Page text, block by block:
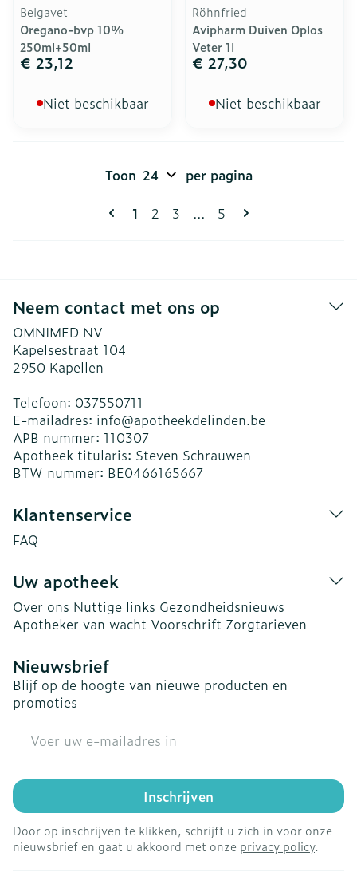
Belgavet
Oregano-bvp 10%
250ml+50ml
€ 23,12
Niet beschikbaar
Röhnfried
Avipharm Duiven Oplos
Veter 1l
€ 27,30
Niet beschikbaar
Pagina's
U lees momenteel pagina
1 Pagina
2 Pagina
3 ... Pagina
5
Toon per pagina
Neem contact met ons op
OMNIMED NV
Kapelsestraat 104
2950 Kapellen
Telefoon: 037550711
E-mailadres: info@apotheekdelinden.be
APB nummer: 110307
Apotheek titularis: Steven Schrauwen
BTW nummer: BE0466165667
Klantenservice
FAQ
Uw apotheek
Over ons Nuttige links Gezondheidsnieuws
Apotheker van wacht Voorschrift Zorgtarieven
Nieuwsbrief
Blijf op de hoogte van nieuwe producten en
promoties
Inschrijven
Door op inschrijven te klikken, schrijft u zich in voor onze
nieuwsbrief en gaat u akkoord met onze privacy policy.